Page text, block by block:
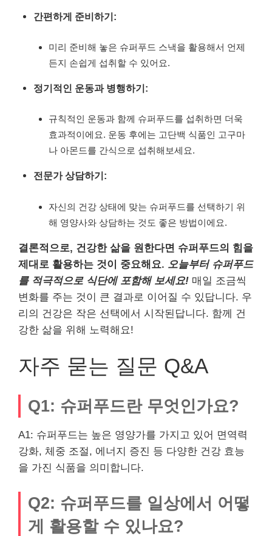
간편하게 준비하기:
미리 준비해 놓은 슈퍼푸드 스낵을 활용해서 언제
든지 손쉽게 섭취할 수 있어요.
정기적인 운동과 병행하기:
규칙적인 운동과 함께 슈퍼푸드를 섭취하면 더욱
효과적이에요. 운동 후에는 고단백 식품인 고구마
나 아몬드를 간식으로 섭취해보세요.
전문가 상담하기:
자신의 건강 상태에 맞는 슈퍼푸드를 선택하기 위
해 영양사와 상담하는 것도 좋은 방법이에요.
결론적으로, 건강한 삶을 원한다면 슈퍼푸드의 힘을
제대로 활용하는 것이 중요해요. 오늘부터 슈퍼푸드
를 적극적으로 식단에 포함해 보세요! 매일 조금씩
변화를 주는 것이 큰 결과로 이어질 수 있답니다. 우
리의 건강은 작은 선택에서 시작된답니다. 함께 건
강한 삶을 위해 노력해요!
자주 묻는 질문 Q&A
Q1: 슈퍼푸드란 무엇인가요?
A1: 슈퍼푸드는 높은 영양가를 가지고 있어 면역력
강화, 체중 조절, 에너지 증진 등 다양한 건강 효능
을 가진 식품을 의미합니다.
Q2: 슈퍼푸드를 일상에서 어떻
게 활용할 수 있나요?